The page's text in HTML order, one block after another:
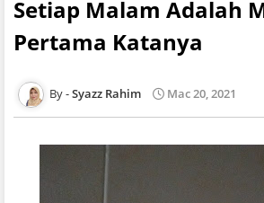
Setiap Malam Adalah
Pertama Katanya
Syazz Rahim Mac 20, 2021